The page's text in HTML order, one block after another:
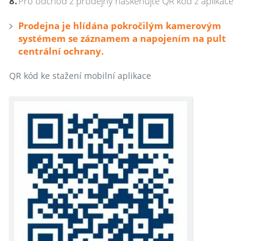
Prodejna je hlídána pokročilým kamerovým
systémem se záznamem a napojením na pult
centrální ochrany.
QR kód ke stažení mobilní aplikace